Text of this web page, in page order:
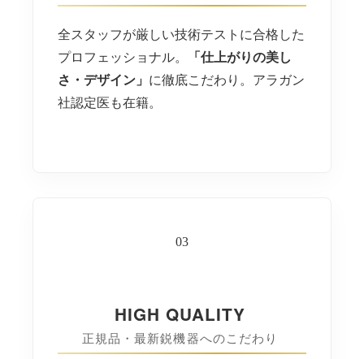
全スタッフが厳しい技術テストに合格した
プロフェッショナル。
「仕上がりの美し
さ・デザイン」 に徹底こだわり。アラガン
社認定医も在籍。
03
HIGH QUALITY
正規品・最新鋭機器へのこだわり